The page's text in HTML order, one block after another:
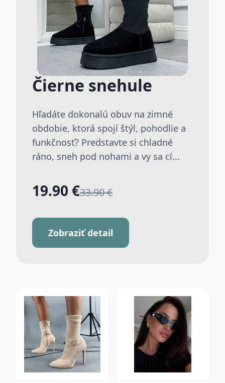
Čierne snehule
Hľadáte dokonalú obuv na zimné
obdobie, ktorá spojí štýl, pohodlie a
funkčnosť? Predstavte si chladné
ráno, sneh pod nohami a vy sa cí...
19.90 €33.90 €
Zobraziť detail